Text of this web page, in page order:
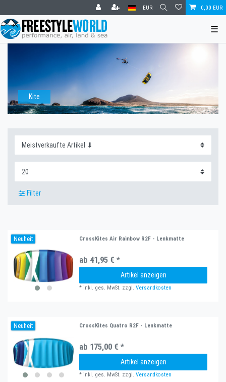
EUR 0,00 EUR
☰
Kite
Filter
Neuheit CrossKites Air Rainbow R2F - Lenkmatte
ab 41,95 € *
Artikel anzeigen
* inkl. ges. MwSt. zzgl.Versandkosten
Neuheit CrossKites Quatro R2F - Lenkmatte
ab 175,00 € *
Artikel anzeigen
* inkl. ges. MwSt. zzgl.Versandkosten